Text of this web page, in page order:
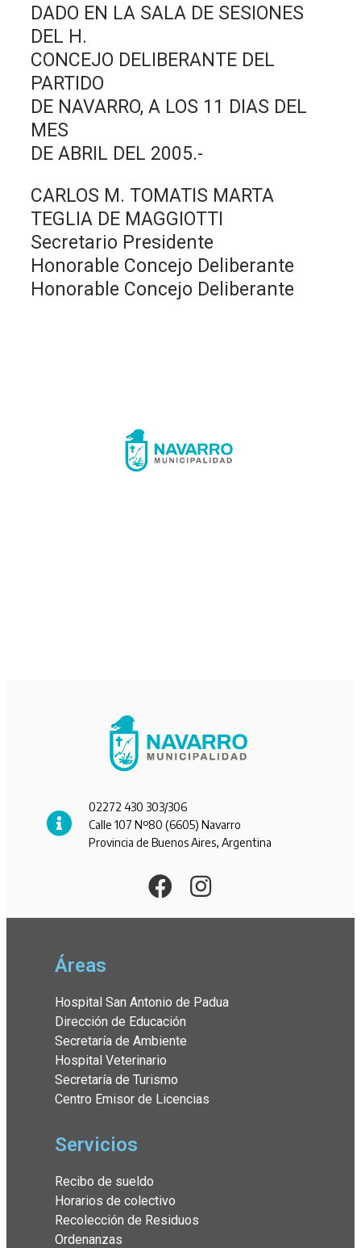
DADO EN LA SALA DE SESIONES
DEL H.
CONCEJO DELIBERANTE DEL
PARTIDO
DE NAVARRO, A LOS 11 DIAS DEL
MES
DE ABRIL DEL 2005.-
CARLOS M. TOMATIS MARTA
TEGLIA DE MAGGIOTTI
Secretario Presidente
Honorable Concejo Deliberante
Honorable Concejo Deliberante
02272 430 303/306
Calle 107 Nº80 (6605) Navarro
Provincia de Buenos Aires, Argentina
Áreas
Hospital San Antonio de Padua
Dirección de Educación
Secretaría de Ambiente
Hospital Veterinario
Secretaría de Turismo
Centro Emisor de Licencias
Servicios
Recibo de sueldo
Horarios de colectivo
Recolección de Residuos
Ordenanzas